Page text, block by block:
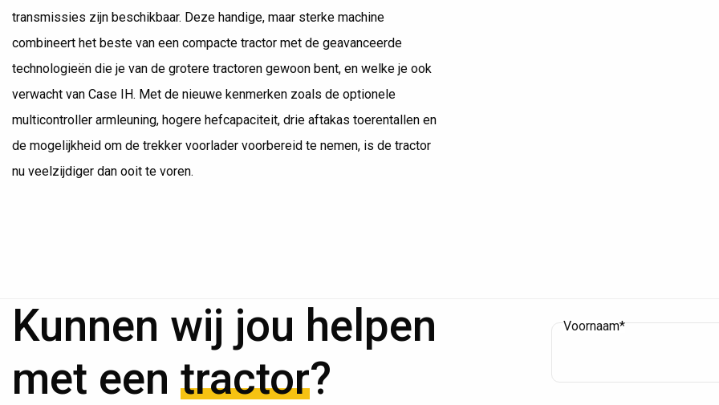
transmissies zijn beschikbaar. Deze handige, maar sterke machine
combineert het beste van een compacte tractor met de geavanceerde
technologieën die je van de grotere tractoren gewoon bent, en welke je ook
verwacht van Case IH. Met de nieuwe kenmerken zoals de optionele
multicontroller armleuning, hogere hefcapaciteit, drie aftakas toerentallen en
de mogelijkheid om de trekker voorlader voorbereid te nemen, is de tractor
nu veelzijdiger dan ooit te voren.
Kunnen wij jou helpen
met een tractor?
Voornaam*